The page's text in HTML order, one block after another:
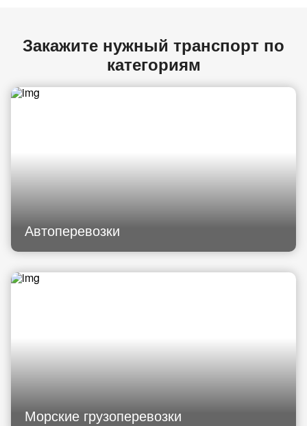
Закажите нужный транспорт по
категориям
Автоперевозки
Морские грузоперевозки